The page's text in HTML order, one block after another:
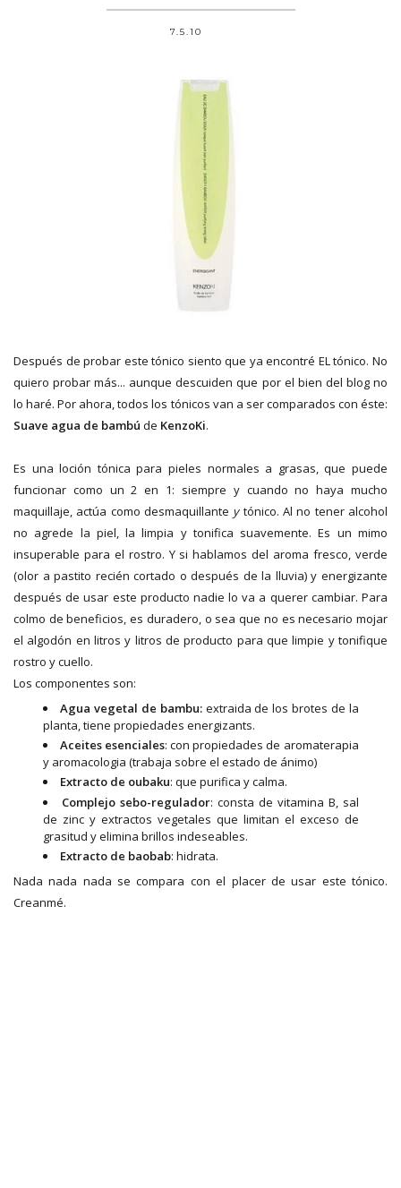
7.5.10
Después de probar este tónico siento que ya encontré EL tónico. No
quiero probar más... aunque descuiden que por el bien del blog no
lo haré. Por ahora, todos los tónicos van a ser comparados con éste:
Suave agua de bambú de KenzoKi.
Es una loción tónica para pieles normales a grasas, que puede
funcionar como un 2 en 1: siempre y cuando no haya mucho
maquillaje, actúa como desmaquillante ytónico. Al no tener alcohol
no agrede la piel, la limpia y tonifica suavemente. Es un mimo
insuperable para el rostro. Y si hablamos del aroma fresco, verde
(olor a pastito recién cortado o después de la lluvia) y energizante
después de usar este producto nadie lo va a querer cambiar. Para
colmo de beneficios, es duradero, o sea que no es necesario mojar
el algodón en litros y litros de producto para que limpie y tonifique
rostro y cuello.
Los componentes son:
Agua vegetal de bambu: extraida de los brotes de la
planta, tiene propiedades energizants.
Aceites esenciales: con propiedades de aromaterapia
y aromacologia (trabaja sobre el estado de ánimo)
Extracto de oubaku: que purifica y calma.
Complejo sebo-regulador: consta de vitamina B, sal
de zinc y extractos vegetales que limitan el exceso de
grasitud y elimina brillos indeseables.
Extracto de baobab: hidrata.
Nada nada nada se compara con el placer de usar este tónico.
Creanmé.